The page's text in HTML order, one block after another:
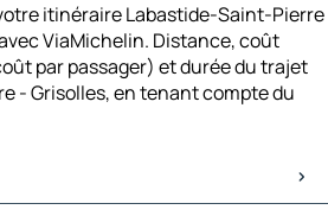
itinéraire Labastide-Saint-Pierre
ViaMichelin. Distance, coût
par passager) et durée du trajet
- Grisolles, en tenant compte du